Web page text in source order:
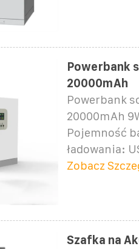
Powerbank
20000mAh
Powerbank
20000mAh
Pojemność
ładowania:
Zobacz
Szafka na